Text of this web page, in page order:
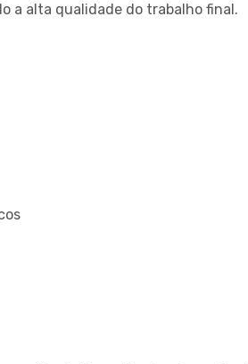
a alta qualidade do trabalho final.